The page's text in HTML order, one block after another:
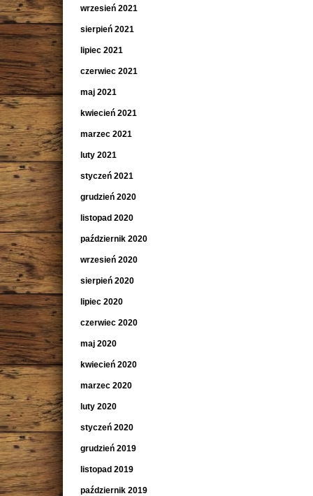
wrzesień 2021
sierpień 2021
lipiec 2021
czerwiec 2021
maj 2021
kwiecień 2021
marzec 2021
luty 2021
styczeń 2021
grudzień 2020
listopad 2020
październik 2020
wrzesień 2020
sierpień 2020
lipiec 2020
czerwiec 2020
maj 2020
kwiecień 2020
marzec 2020
luty 2020
styczeń 2020
grudzień 2019
listopad 2019
październik 2019